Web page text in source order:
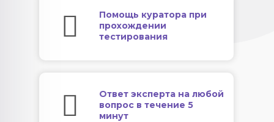
Помощь куратора при
прохождении
тестирования
Ответ эксперта на любой
вопрос в течение 5
минут